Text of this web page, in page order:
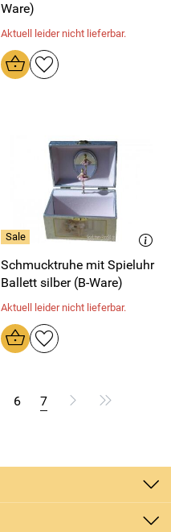
Ware)
Aktuell leider nicht lieferbar.
Schmucktruhe mit Spieluhr
Ballett silber (B-Ware)
Aktuell leider nicht lieferbar.
6 7